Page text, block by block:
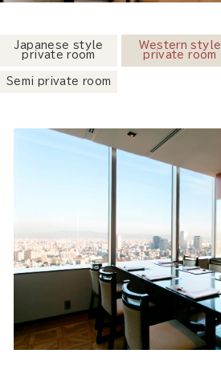
Japanese style
private room
Western style
private room
Semi private room